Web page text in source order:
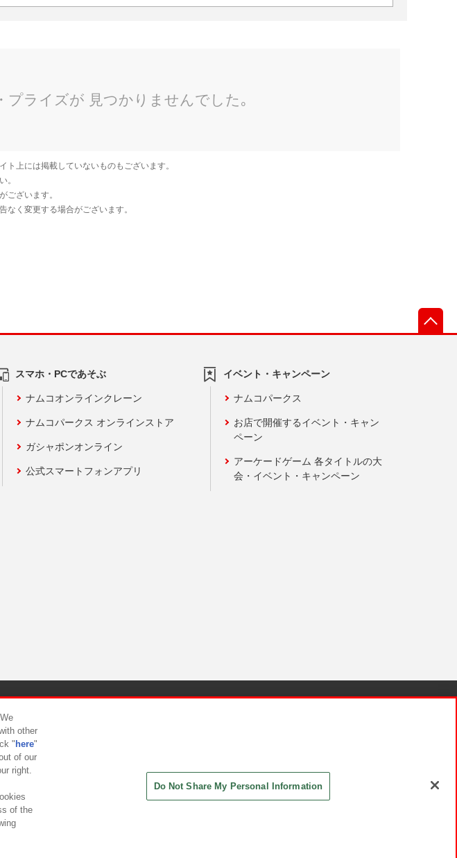
スマホ・PCであそぶ
ナムコオンラインクレーン
ナムコパークス オンラインストア
ガシャポンオンライン
公式スマートフォンアプリ
イベント・キャンペーン
ナムコパークス
お店で開催するイベント・キャン
ペーン
アーケードゲーム 各タイトルの大
会・イベント・キャンペーン
対応方針
other
" here"
of our
right.
of the
Do Not Share My Personal Information